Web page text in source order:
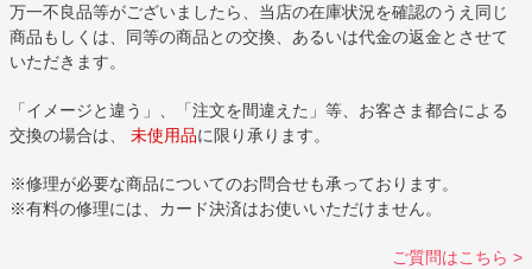
万一不良品等がございましたら、当店の在庫状況を確認のうえ同じ
商品もしくは、同等の商品との交換、あるいは代金の返金とさせて
いただきます。
「イメージと違う」、「注文を間違えた」等、お客さま都合による
交換の場合は、 未使用品に限り承ります。
※修理が必要な商品についてのお問合せも承っております。
※有料の修理には、カード決済はお使いいただけません。
ご質問はこちら >